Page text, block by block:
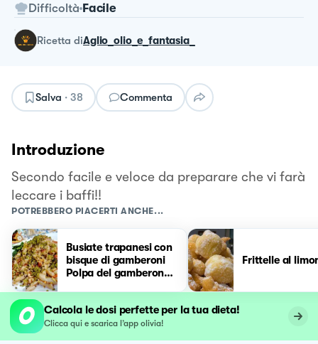
Difficoltà Facile
ricetta diAglio_olio_e_fantasia_
Salva · 38 Commenta
Introduzione
Secondo facile e veloce da preparare che vi farà
leccare i baffi!!
POTREBBERO PIACERTI ANCHE...
Busiate trapanesi con
bisque di gamberoni
Polpa del gamberone,
aromatizzato al
prezzemolo
Frittelle al
Calcola le dosi perfette per la tua dieta!
Clicca qui e scarica l’app olivia!